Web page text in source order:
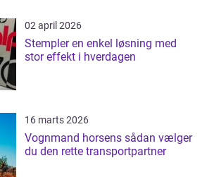
02 april 2026
Stempler en enkel løsning med
stor effekt i hverdagen
16 marts 2026
Vognmand horsens sådan vælger
du den rette transportpartner